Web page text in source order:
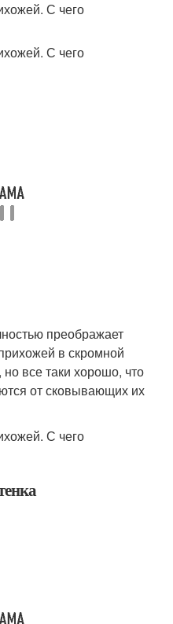
преображает
в скромной
все таки хорошо, что
от сковывающих их